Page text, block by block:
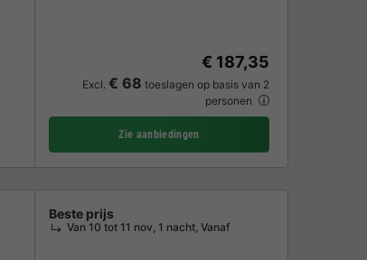
€ 187,35
Excl. € 68 toeslagen op basis van 2
personen
Zie aanbiedingen
Beste prijs
Van 10 tot 11 nov, 1 nacht, Vanaf